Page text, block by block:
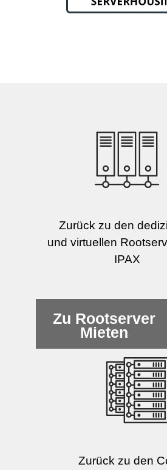
Zurück zu den
und virtuellen
IPAX
Zu Rootserver
Mieten
Zurück zu den